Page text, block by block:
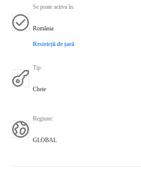
Se poate activa în:
România
Restricții de țară
Tip:
Cheie
Regiune:
GLOBAL